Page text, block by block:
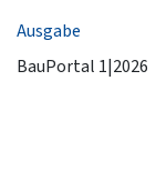
Ausgabe
BauPortal 1|2026